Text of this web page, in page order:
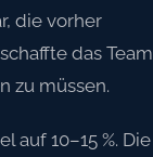
die vorher
das Team
zu müssen.
auf 10–15 %. Die